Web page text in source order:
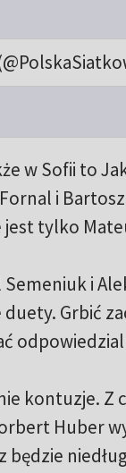
w Sofii to
i
tylko
i
Grbić
kontuzje. Z
Huber